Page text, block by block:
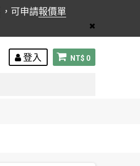
，可申請報價單
NT$ 0
登入